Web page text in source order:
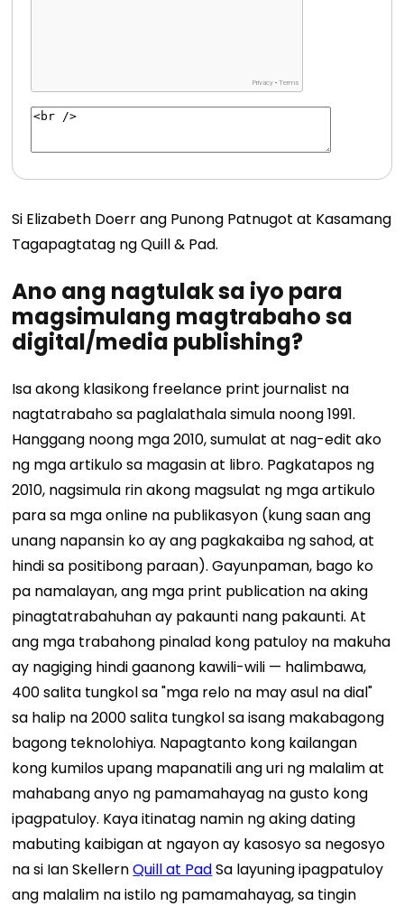
Si Elizabeth Doerr ang Punong Patnugot at Kasamang
Tagapagtatag ng Quill & Pad.
Ano ang nagtulak sa iyo para
magsimulang magtrabaho sa
digital/media publishing?
Isa akong klasikong freelance print journalist na
nagtatrabaho sa paglalathala simula noong 1991.
Hanggang noong mga 2010, sumulat at nag-edit ako
ng mga artikulo sa magasin at libro. Pagkatapos ng
2010, nagsimula rin akong magsulat ng mga artikulo
para sa mga online na publikasyon (kung saan ang
unang napansin ko ay ang pagkakaiba ng sahod, at
hindi sa positibong paraan). Gayunpaman, bago ko
pa namalayan, ang mga print publication na aking
pinagtatrabahuhan ay pakaunti nang pakaunti. At
ang mga trabahong pinalad kong patuloy na makuha
ay nagiging hindi gaanong kawili-wili — halimbawa,
400 salita tungkol sa "mga relo na may asul na dial"
sa halip na 2000 salita tungkol sa isang makabagong
bagong teknolohiya. Napagtanto kong kailangan
kong kumilos upang mapanatili ang uri ng malalim at
mahabang anyo ng pamamahayag na gusto kong
ipagpatuloy. Kaya itinatag namin ng aking dating
mabuting kaibigan at ngayon ay kasosyo sa negosyo
na si Ian SkellernQuill at PadSa layuning ipagpatuloy
ang malalim na istilo ng pamamahayag, sa tingin